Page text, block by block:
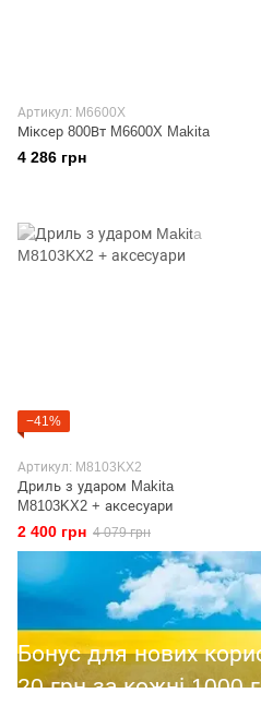
Артикул: M6600X
Міксер 800Вт M6600X Makita
4 286 грн
−41%
Артикул: M8103KX2
Дриль з ударом Makita
M8103KX2 + аксесуари
2 400 грн 4 079 грн